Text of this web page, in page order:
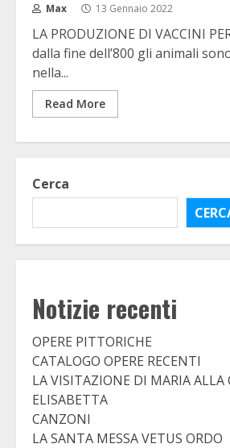
Max 13 Gennaio 2022
LA PRODUZIONE DI VACCINI
dalla fine dell’800 gli animali
nella...
Read More
Cerca
Notizie recenti
OPERE PITTORICHE
CATALOGO OPERE RECENTI
LA VISITAZIONE DI MARIA ALLA
ELISABETTA
CANZONI
LA SANTA MESSA VETUS ORDO